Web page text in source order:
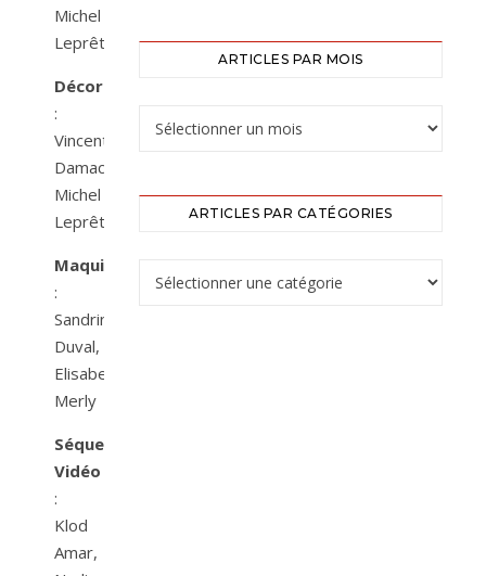
Michel
Leprêtre
Décors
:
Vincent
Damaceau,
Michel
Leprêtre
Maquillage
:
Sandrine
Duval,
Elisabeth
Merly
Séquence
Vidéo
:
Klod
Amar,
ARTICLES PAR MOIS
ARTICLES PAR CATÉGORIES